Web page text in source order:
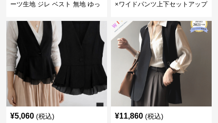
ーツ生地 ジレ ベスト 無地 ゆっ
×ワイドパンツ上下セットアップ
¥5,060 (税込) ¥11,860 (税込)